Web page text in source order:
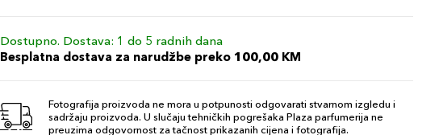
Dostupno. Dostava: 1 do 5 radnih dana
Besplatna dostava za narudžbe preko 100,00 KM
Fotografija proizvoda ne mora u potpunosti odgovarati stvarnom izgledu i
sadržaju proizvoda. U slučaju tehničkih pogrešaka Plaza parfumerija ne
preuzima odgovornost za tačnost prikazanih cijena i fotografija.